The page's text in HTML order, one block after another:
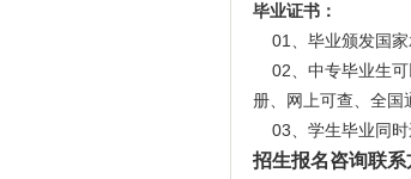
毕业证书：
01、毕业颁发国家
02、中专毕业生可
册、网上可查、全国
03、学生毕业同时
招生报名咨询联系